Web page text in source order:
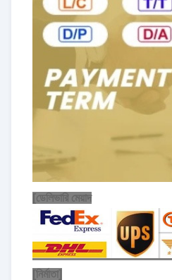
[ডেলিভারি মেয়াদ
[নির্মাতা]